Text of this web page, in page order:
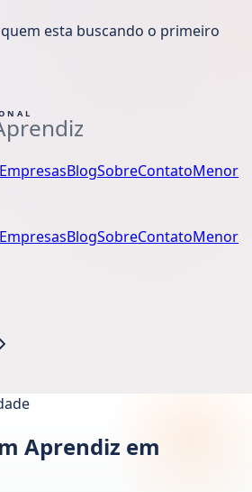
esta buscando o primeiro
EmpresasBlogSobreContatoMenor
EmpresasBlogSobreContatoMenor
Aprendiz em